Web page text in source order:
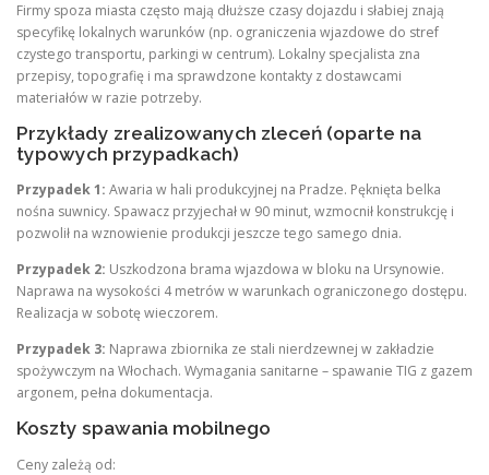
Firmy spoza miasta często mają dłuższe czasy dojazdu i słabiej znają
specyfikę lokalnych warunków (np. ograniczenia wjazdowe do stref
czystego transportu, parkingi w centrum). Lokalny specjalista zna
przepisy, topografię i ma sprawdzone kontakty z dostawcami
materiałów w razie potrzeby.
Przykłady zrealizowanych zleceń (oparte na
typowych przypadkach)
Przypadek 1: Awaria w hali produkcyjnej na Pradze. Pęknięta belka
nośna suwnicy. Spawacz przyjechał w 90 minut, wzmocnił konstrukcję i
pozwolił na wznowienie produkcji jeszcze tego samego dnia.
Przypadek 2: Uszkodzona brama wjazdowa w bloku na Ursynowie.
Naprawa na wysokości 4 metrów w warunkach ograniczonego dostępu.
Realizacja w sobotę wieczorem.
Przypadek 3: Naprawa zbiornika ze stali nierdzewnej w zakładzie
spożywczym na Włochach. Wymagania sanitarne – spawanie TIG z gazem
argonem, pełna dokumentacja.
Koszty spawania mobilnego
Ceny zależą od: